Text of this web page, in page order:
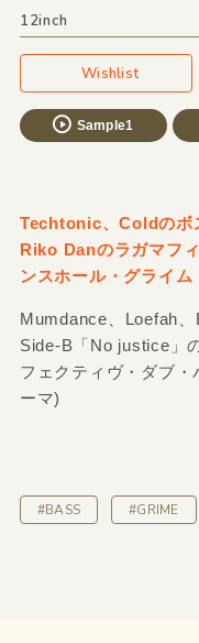
12inch
Wishlist
Sample1
Techtonic、Coldのボ
Riko Danのラガマフ
ンスホール・グライム
Mumdance、Loefah、
Side-B「No justice」
フェクティヴ・ダブ・
ーマ)
#BASS #GRIME